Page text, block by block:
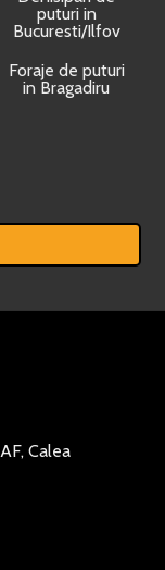
puturi in
Bucuresti/Ilfov
Foraje de puturi
in Bragadiru
Calea